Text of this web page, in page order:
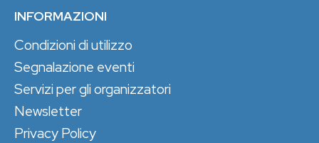
INFORMAZIONI
Condizioni di utilizzo
Segnalazione eventi
Servizi per gli organizzatori
Newsletter
Privacy Policy